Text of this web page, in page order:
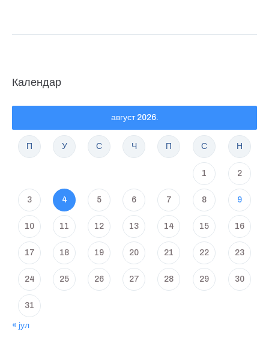
Календар
август 2026.
П У С Ч П С Н
1 2
3 4 5 6 7 8 9
10 11 12 13 14 15 16
17 18 19 20 21 22 23
24 25 26 27 28 29 30
31
« јул